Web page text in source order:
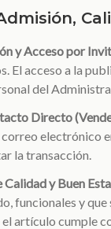
y Acceso por
El acceso a la
del
Directo
electrónico
la transacción.
Calidad y Buen
funcionales y
artículo cumple